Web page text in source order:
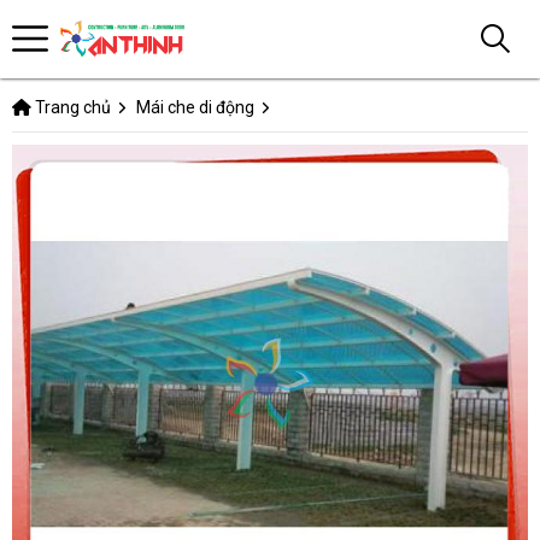
Trang chủ Mái che di động